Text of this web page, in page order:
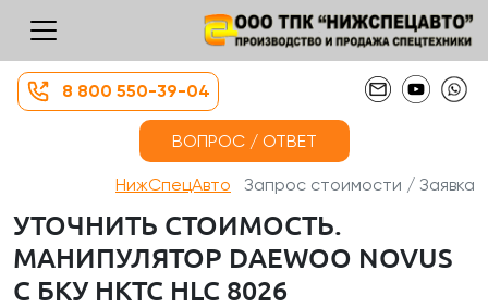
8 800 550-39-04
ВОПРОС / ОТВЕТ
НижСпецАвто Запрос стоимости / Заявка
УТОЧНИТЬ СТОИМОСТЬ.
МАНИПУЛЯТОР DAEWOO NOVUS
С БКУ НКТС HLC 8026